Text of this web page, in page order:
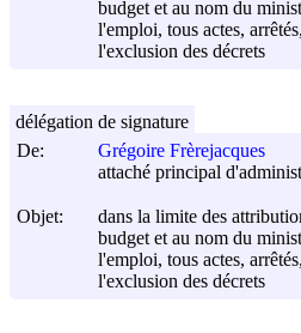
budget et au nom du
l'emploi, tous actes,
l'exclusion des décrets
De:
Grégoire Frèrejacques
attaché principal
Objet:
dans la limite des
budget et au nom du
l'emploi, tous actes,
l'exclusion des décrets
délégation de signature